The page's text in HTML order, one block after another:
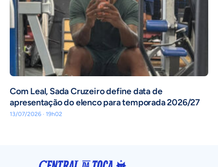
Com Leal, Sada Cruzeiro define data de
apresentação do elenco para temporada 2026/27
13/07/2026 · 19h02